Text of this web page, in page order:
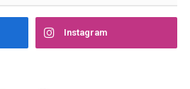
Instagram